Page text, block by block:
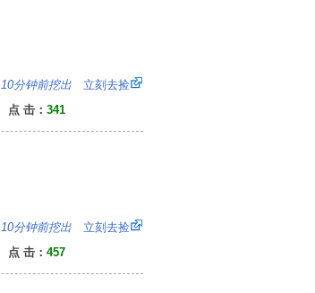
10分钟前挖出 立刻去捡
点 击： 341
10分钟前挖出 立刻去捡
点 击： 457